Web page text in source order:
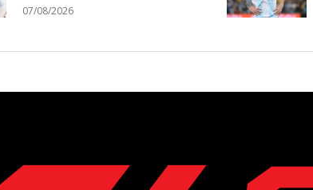
07/08/2026